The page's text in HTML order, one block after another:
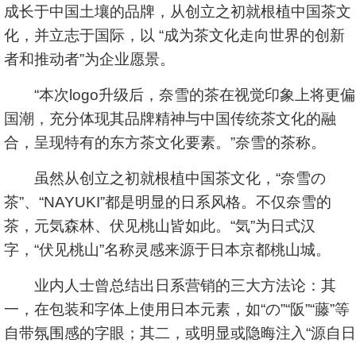
成长于中国土壤的品牌，从创立之初就根植中国茶文
化，并立志于国际，以 “成为茶文化走向世界的创新
者和推动者”为企业愿景。
“本次logo升级后，奈雪的茶在视觉印象上将更偏
国潮，充分体现其品牌精神与中国传统茶文化的融
合，呈现特有的东方茶文化要素。”奈雪的茶称。
虽然从创立之初就根植中国茶文化，“奈雪の
茶”、“NAYUKI”都是明显的日系风格。不仅奈雪的
茶，元気森林、伏见桃山皆如此。“気”为日式汉
字，“伏见桃山”名称灵感来源于日本京都桃山城。
业内人士曾总结出日系营销的三大方法论：其
一，在包装和字体上使用日本元素，如“の”“阪”“藤”等
自带氛围感的字眼；其二，或明显或隐晦注入“源自日